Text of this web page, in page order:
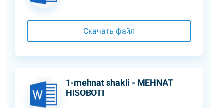
Скачать файл
1-mehnat shakli - MEHNAT
HISOBOTI